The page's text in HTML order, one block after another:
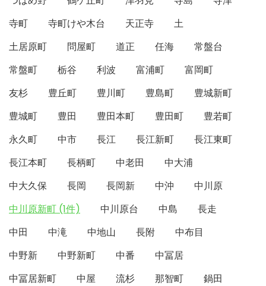
寺町
寺町けや木台 天正寺
土
土居原町
問屋町 道正 任海
常盤台
常盤町
栃谷 利波 富浦町
富岡町
友杉
豊丘町 豊川町 豊島町
豊城新町
豊城町
豊田 豊田本町 豊田町
豊若町
永久町
中市 長江 長江新町
長江東町
長江本町
長柄町 中老田
中大浦
中大久保
長岡 長岡新 中沖
中川原
中川原新町 (1件)
中川原台 中島
長走
中田
中滝 中地山 長附
中布目
中野新
中野新町 中番
中冨居
中冨居新町
中屋 流杉 那智町
鍋田